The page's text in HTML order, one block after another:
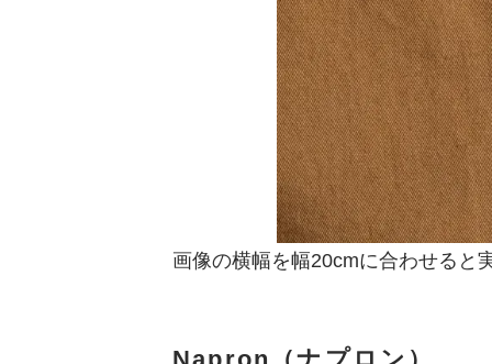
画像の横幅を幅20cmに合わせると